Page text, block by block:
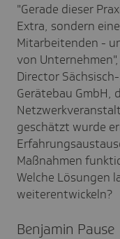
"Gerade dieser
Extra, sondern
Mitarbeitenden -
von
Director
Gerätebau GmbH,
geschätzt wurde
Maßnahmen
Welche Lösungen
weiterentwickeln?
Benjamin Pause